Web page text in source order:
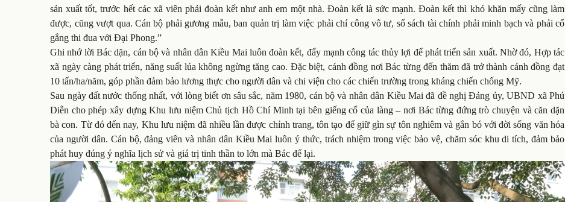
sản xuất tốt, trước hết các xã viên phải đoàn kết như anh em một nhà. Đoàn kết là sức mạnh. Đoàn kết thì khó khăn mấy cũng làm
được, cũng vượt qua. Cán bộ phải gương mẫu, ban quản trị làm việc phải chí công vô tư, sổ sách tài chính phải minh bạch và phải cố
gắng thi đua với Đại Phong.”
Ghi nhớ lời Bác dặn, cán bộ và nhân dân Kiều Mai luôn đoàn kết, đẩy mạnh công tác thủy lợi để phát triển sản xuất. Nhờ đó, Hợp tác
xã ngày càng phát triển, năng suất lúa không ngừng tăng cao. Đặc biệt, cánh đồng nơi Bác từng đến thăm đã trở thành cánh đồng đạt
10 tấn/ha/năm, góp phần đảm bảo lương thực cho người dân và chi viện cho các chiến trường trong kháng chiến chống Mỹ.
Sau ngày đất nước thống nhất, với lòng biết ơn sâu sắc, năm 1980, cán bộ và nhân dân Kiều Mai đã đề nghị Đảng ủy, UBND xã Phú
Diễn cho phép xây dựng Khu lưu niệm Chủ tịch Hồ Chí Minh tại bên giếng cổ của làng – nơi Bác từng đứng trò chuyện và căn dặn
bà con. Từ đó đến nay, Khu lưu niệm đã nhiều lần được chỉnh trang, tôn tạo để giữ gìn sự tôn nghiêm và gắn bó với đời sống văn hóa
của người dân. Cán bộ, đảng viên và nhân dân Kiều Mai luôn ý thức, trách nhiệm trong việc bảo vệ, chăm sóc khu di tích, đảm bảo
phát huy đúng ý nghĩa lịch sử và giá trị tinh thần to lớn mà Bác để lại.